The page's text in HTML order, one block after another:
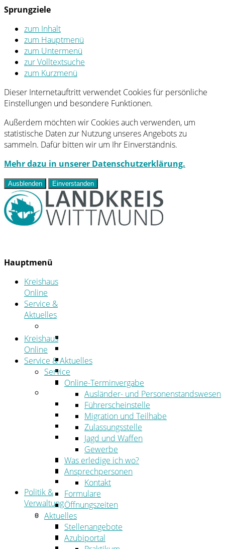
Sprungziele
zum Inhalt
zum Hauptmenü
zum Untermenü
zur Volltextsuche
zum Kurzmenü
Dieser Internetauftritt verwendet Cookies für persönliche
Einstellungen und besondere Funktionen.
Außerdem möchten wir Cookies auch verwenden, um
statistische Daten zur Nutzung unseres Angebots zu
sammeln. Dafür bitten wir um Ihr Einverständnis.
Mehr dazu in unserer Datenschutzerklärung.
Ausblenden Einverstanden
Hauptmenü
Kreishaus
Online
Service &
Aktuelles
Ansprechpersonen
Formulare
Öffnungszeiten
Aktuelles
Stellenangebote
Azubiportal
Pressemitteilungen
Bekanntmachungen & öffentliche
Zustellungen
Kehrbezirksausschreibungen
Amtsblatt
Öffentliche Ausschreibungen
Politik &
Verwaltung
Politik
Kreistag
Kreistagsinformationssystem
Kreishaus
Online
Service & Aktuelles
Service
Online-Terminvergabe
Ausländer- und Personenstandswesen
Führerscheinstelle
Migration und Teilhabe
Zulassungsstelle
Jagd und Waffen
Gewerbe
Was erledige ich wo?
Ansprechpersonen
Kontakt
Formulare
Öffnungszeiten
Aktuelles
Stellenangebote
Azubiportal